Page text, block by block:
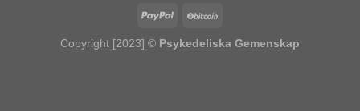
Copyright [2023] © Psykedeliska Gemenskap